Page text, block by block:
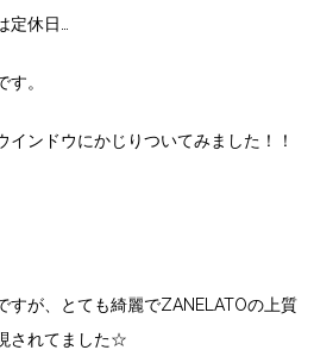
休日…
。
ンドウにかじりついてみました！！
すが、とても綺麗でZANELATOの上質
されてました☆